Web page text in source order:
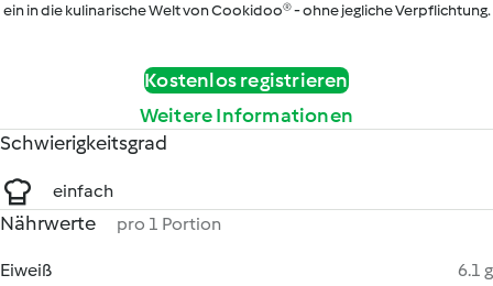
ein in die kulinarische Welt von Cookidoo® - ohne jegliche Verpflichtung.
Kostenlos registrieren
Weitere Informationen
Schwierigkeitsgrad
einfach
Nährwerte pro 1 Portion
Eiweiß
6.1 g